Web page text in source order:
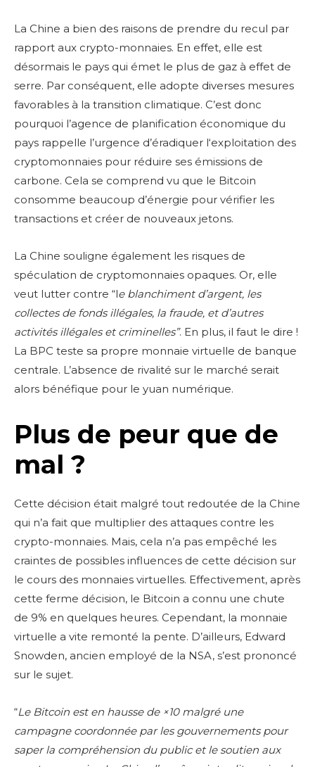
La Chine a bien des raisons de prendre du recul par
rapport aux crypto-monnaies. En effet, elle est
désormais le pays qui émet le plus de gaz à effet de
serre. Par conséquent, elle adopte diverses mesures
favorables à la transition climatique. C’est donc
pourquoi l’agence de planification économique du
pays rappelle l’urgence d’éradiquer l‘exploitation des
cryptomonnaies pour réduire ses émissions de
carbone. Cela se comprend vu que le Bitcoin
consomme beaucoup d’énergie pour vérifier les
transactions et créer de nouveaux jetons.
La Chine souligne également les risques de
spéculation de cryptomonnaies opaques. Or, elle
veut lutter contre “le blanchiment d’argent, les
collectes de fonds illégales, la fraude, et d’autres
activités illégales et criminelles”. En plus, il faut le dire !
La BPC teste sa propre monnaie virtuelle de banque
centrale. L’absence de rivalité sur le marché serait
alors bénéfique pour le yuan numérique.
Plus de peur que de
mal ?
Cette décision était malgré tout redoutée de la Chine
qui n’a fait que multiplier des attaques contre les
crypto-monnaies. Mais, cela n’a pas empêché les
craintes de possibles influences de cette décision sur
le cours des monnaies virtuelles. Effectivement, après
cette ferme décision, le Bitcoin a connu une chute
de 9% en quelques heures. Cependant, la monnaie
virtuelle a vite remonté la pente. D’ailleurs, Edward
Snowden, ancien employé de la NSA, s’est prononcé
sur le sujet.
“Le Bitcoin est en hausse de ×10 malgréune
campagne coordonnée par les gouvernements pour
saper la compréhension du public et le soutien aux